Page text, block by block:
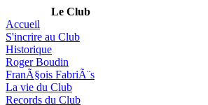
Le Club
Accueil
S'incrire au Club
Historique
Roger Boudin
FranÃ§ois FabriÃ¨s
La vie du Club
Records du Club